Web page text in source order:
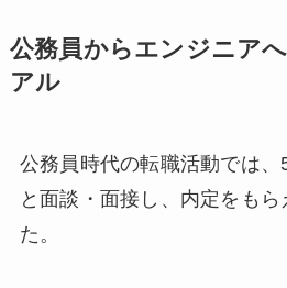
公務員からエンジニア
アル
公務員時代の転職活動では
と面談・面接し、内定をも
た。